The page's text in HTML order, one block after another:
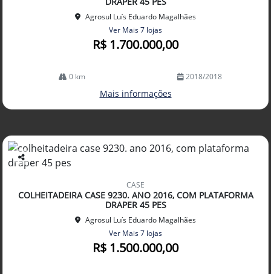
Agrosul Luís Eduardo Magalhães
Ver Mais 7 lojas
R$ 1.700.000,00
0 km 2018/2018
Mais informações
Co
arti
lhe
CASE
COLHEITADEIRA CASE 9230. ANO 2016, COM PLATAFORMA
DRAPER 45 PES
Agrosul Luís Eduardo Magalhães
Ver Mais 7 lojas
R$ 1.500.000,00